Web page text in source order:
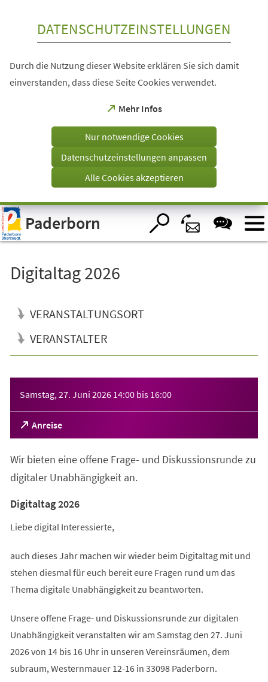
Visuelle
Assistenzsoftware
öffnen.
DATENSCHUTZEINSTELLUNGEN
Durch die Nutzung dieser Website erklären Sie sich damit
einverstanden, dass diese Seite Cookies verwendet.
Mehr Infos
(Öffnet
einem
Tab)
Nur notwendige Cookies
Datenschutzeinstellungen anpassen
Alle Cookies akzeptieren
Paderborn
Digitaltag 2026
VERANSTALTUNGSORT
VERANSTALTER
Samstag, 27. Juni 2026 14:00 bis 16:00
Anreise
(Öffnet
in
neuen
Tab)
Wir bieten eine offene Frage- und Diskussionsrunde zu
digitaler Unabhängigkeit an.
Digitaltag 2026
Liebe digital Interessierte,
auch dieses Jahr machen wir wieder beim Digitaltag mit und
stehen diesmal für euch bereit eure Fragen rund um das
Thema digitale Unabhängigkeit zu beantworten.
Unsere offene Frage- und Diskussionsrunde zur digitalen
Unabhängigkeit veranstalten wir am Samstag den 27. Juni
2026 von 14 bis 16 Uhr in unseren Vereinsräumen, dem
subraum, Westernmauer 12-16 in 33098 Paderborn.